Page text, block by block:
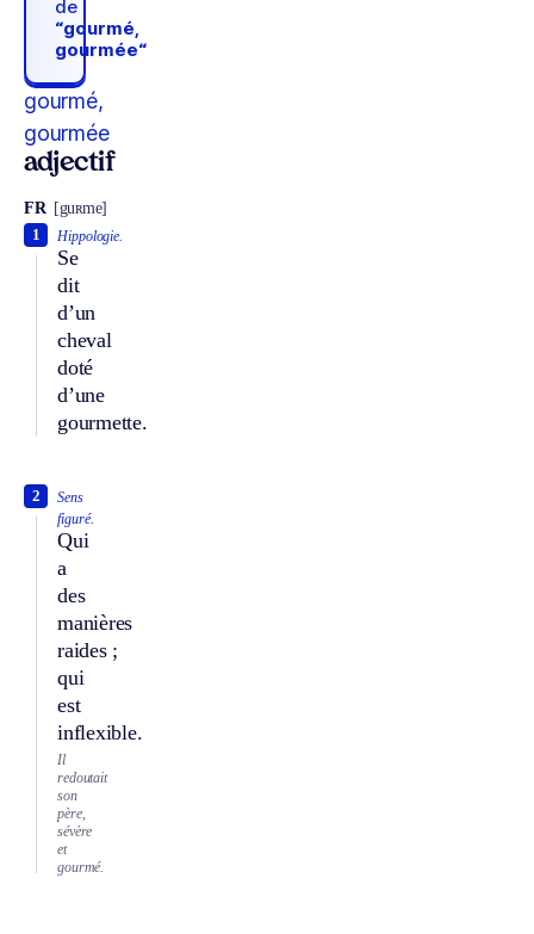
de
“gourmé,
gourmée“
gourmé,
gourmée
adjectif
FR [guʀme]
Hippologie.
Se
dit
d’un
cheval
doté
d’une
gourmette.
1
Sens
figuré.
Qui
a
des
manières
raides ;
qui
est
inflexible.
2
Il
redoutait
son
père,
sévère
et
gourmé.